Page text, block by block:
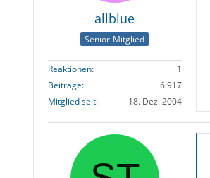
allblue
Senior-Mitglied
Reaktionen
1
Beiträge
6.917
Mitglied seit
18. Dez. 2004